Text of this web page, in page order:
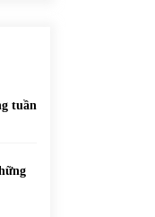
tuần